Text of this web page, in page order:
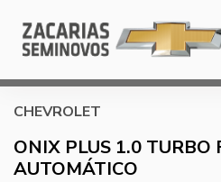
CHEVROLET
ONIX PLUS 1.0 TURBO
AUTOMÁTICO